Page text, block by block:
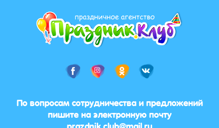
По вопросам сотрудничества и предложений
пишите на электронную почту